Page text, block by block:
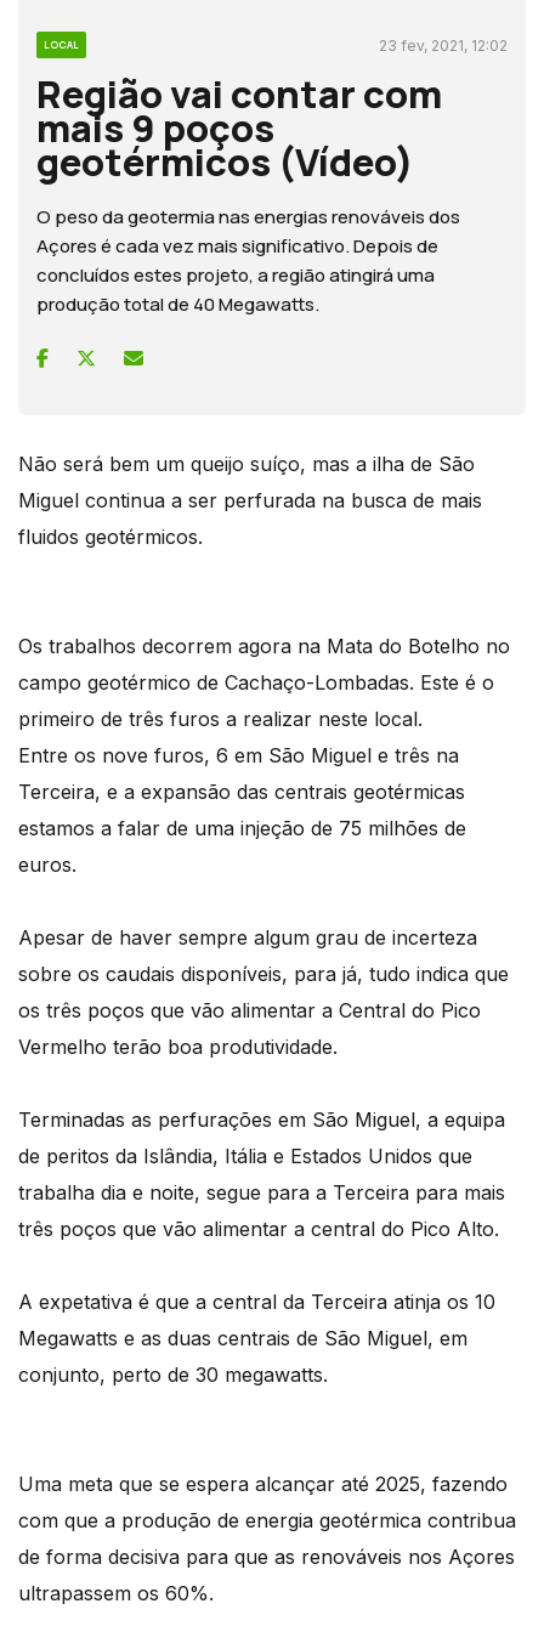
LOCAL 23 fev, 2021, 12:02
Região vai contar com
mais 9 poços
geotérmicos (Vídeo)
O peso da geotermia nas energias renováveis dos
Açores é cada vez mais significativo. Depois de
concluídos estes projeto, a região atingirá uma
produção total de 40 Megawatts.
Não será bem um queijo suíço, mas a ilha de São
Miguel continua a ser perfurada na busca de mais
fluidos geotérmicos.
Os trabalhos decorrem agora na Mata do Botelho no
campo geotérmico de Cachaço-Lombadas. Este é o
primeiro de três furos a realizar neste local.
Entre os nove furos, 6 em São Miguel e três na
Terceira, e a expansão das centrais geotérmicas
estamos a falar de uma injeção de 75 milhões de
euros.
Apesar de haver sempre algum grau de incerteza
sobre os caudais disponíveis, para já, tudo indica que
os três poços que vão alimentar a Central do Pico
Vermelho terão boa produtividade.
Terminadas as perfurações em São Miguel, a equipa
de peritos da Islândia, Itália e Estados Unidos que
trabalha dia e noite, segue para a Terceira para mais
três poços que vão alimentar a central do Pico Alto.
A expetativa é que a central da Terceira atinja os 10
Megawatts e as duas centrais de São Miguel, em
conjunto, perto de 30 megawatts.
Uma meta que se espera alcançar até 2025, fazendo
com que a produção de energia geotérmica contribua
de forma decisiva para que as renováveis nos Açores
ultrapassem os 60%.